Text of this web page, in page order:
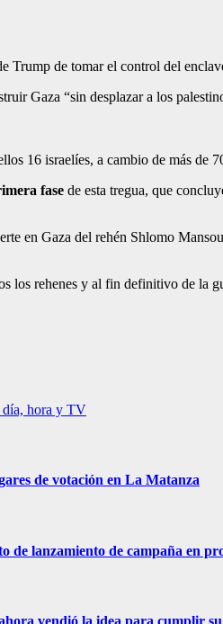
Trump de tomar el control del
Gaza “sin desplazar a los
16 israelíes, a cambio de más de
fase de esta tregua, que
en Gaza del rehén Shlomo
los rehenes y al fin definitivo de la
día, hora y TV
de votación en La Matanza
de lanzamiento de campaña en